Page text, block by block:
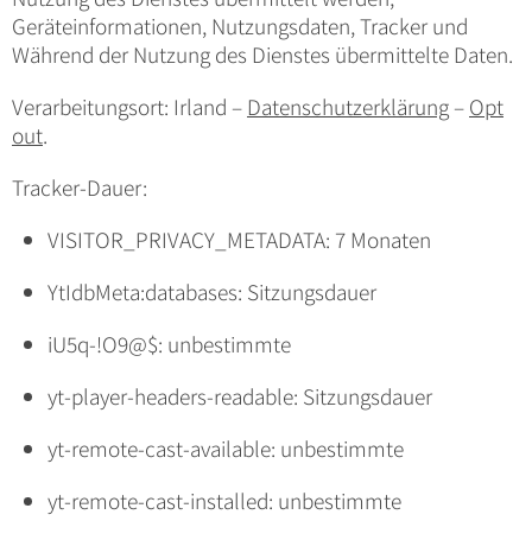
Geräteinformationen, Nutzungsdaten, Tracker und
Während der Nutzung des Dienstes übermittelte Daten.
Verarbeitungsort: Irland –Datenschutzerklärung–Opt
out.
Tracker-Dauer:
VISITOR_PRIVACY_METADATA: 7 Monaten
YtIdbMeta:databases: Sitzungsdauer
iU5q-!O9@$: unbestimmte
yt-player-headers-readable: Sitzungsdauer
yt-remote-cast-available: unbestimmte
yt-remote-cast-installed: unbestimmte